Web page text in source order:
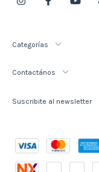
Categorías
Contactános
Suscribite al newsletter